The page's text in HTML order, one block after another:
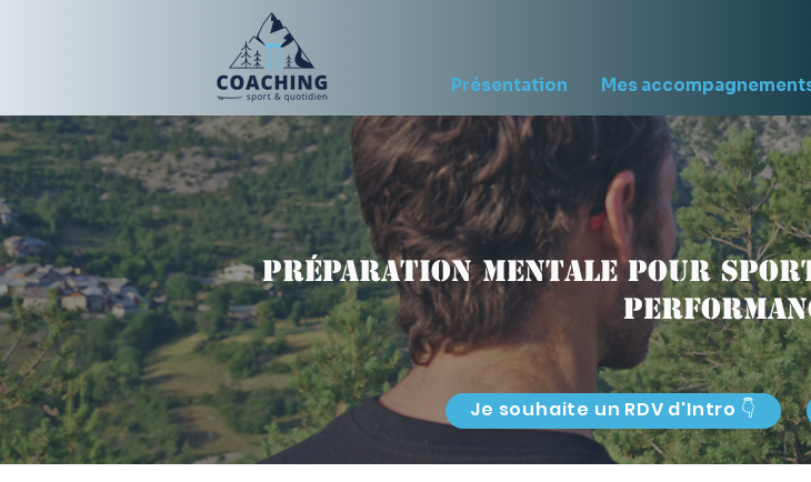
Présentation Mes
Préparation mentale pour
Je souhaite un RDV d'Intro 👇